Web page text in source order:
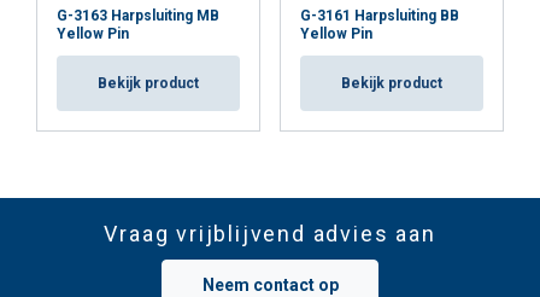
G-3163 Harpsluiting MB
Yellow Pin
Bekijk product
G-3161 Harpsluiting BB
Yellow Pin
Bekijk product
Vraag vrijblijvend advies aan
Neem contact op